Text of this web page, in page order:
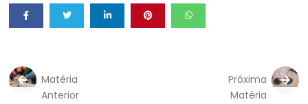
Matéria
Anterior
Próxima
Matéria